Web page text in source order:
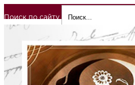
Поиск по сайту